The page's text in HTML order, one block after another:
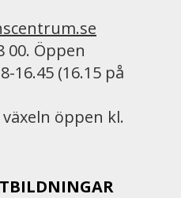
00. Öppen
16.45 (16.15 på
öppen kl.